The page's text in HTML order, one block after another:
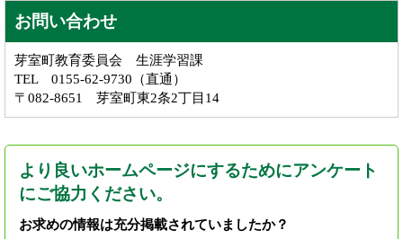
お問い合わせ
芽室町教育委員会 生涯学習課
TEL 0155-62-9730（直通）
〒082-8651 芽室町東2条2丁目14
より良いホームページにするためにアンケート
にご協力ください。
お求めの情報は充分掲載されていましたか？